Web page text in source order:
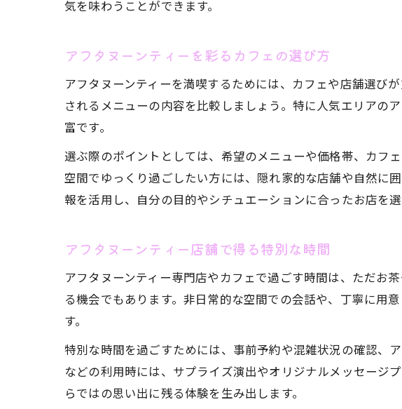
アフタヌ
カフェ利
気を味わうことができます。
アフタヌーンティーを彩るカフェの選び方
アフタヌーンティーを満喫するためには、カフェや店舗選び
されるメニューの内容を比較しましょう。特に人気エリアの
富です。
選ぶ際のポイントとしては、希望のメニューや価格帯、カフ
空間でゆっくり過ごしたい方には、隠れ家的な店舗や自然に
報を活用し、自分の目的やシチュエーションに合ったお店を選
アフタヌーンティー店舗で得る特別な時間
アフタヌーンティー専門店やカフェで過ごす時間は、ただお
る機会でもあります。非日常的な空間での会話や、丁寧に用
す。
特別な時間を過ごすためには、事前予約や混雑状況の確認、
などの利用時には、サプライズ演出やオリジナルメッセージ
らではの思い出に残る体験を生み出します。